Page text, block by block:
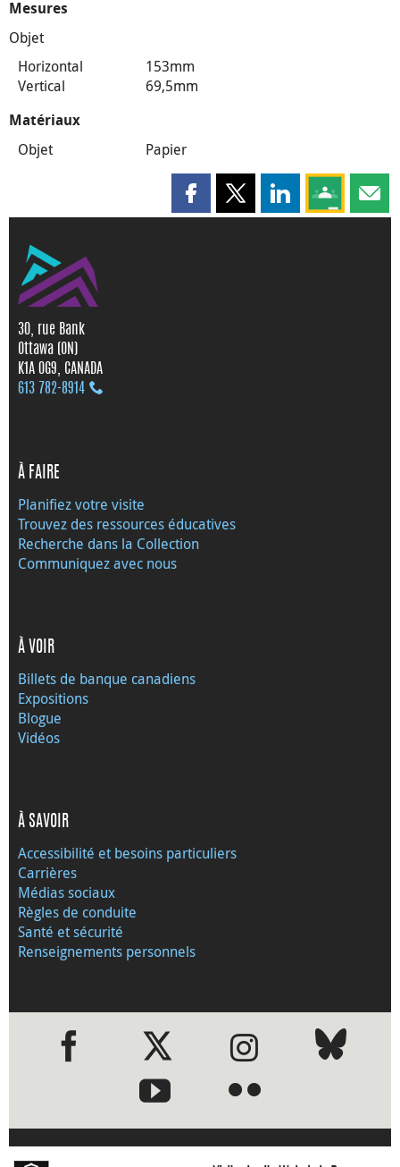
Mesures
Objet
Horizontal
153mm
Vertical
69,5mm
Matériaux
Objet Papier
Partager cette page sur
Partager cette page sur X
Partager cette
Partagez
30, rue Bank
Ottawa (ON)
K1A 0G9, CANADA
613 782‑8914
À FAIRE
Planifiez votre visite
Trouvez des ressources éducatives
Recherche dans la Collection
Communiquez avec nous
À VOIR
Billets de banque canadiens
Expositions
Blogue
Vidéos
À SAVOIR
Accessibilité et besoins particuliers
Carrières
Médias sociaux
Règles de conduite
Santé et sécurité
Renseignements personnels
●●